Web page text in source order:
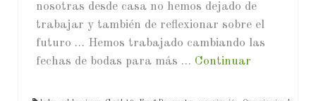
nosotras desde casa no hemos dejado de
trabajar y también de reflexionar sobre el
futuro … Hemos trabajado cambiando las
fechas de bodas para más … Continuar